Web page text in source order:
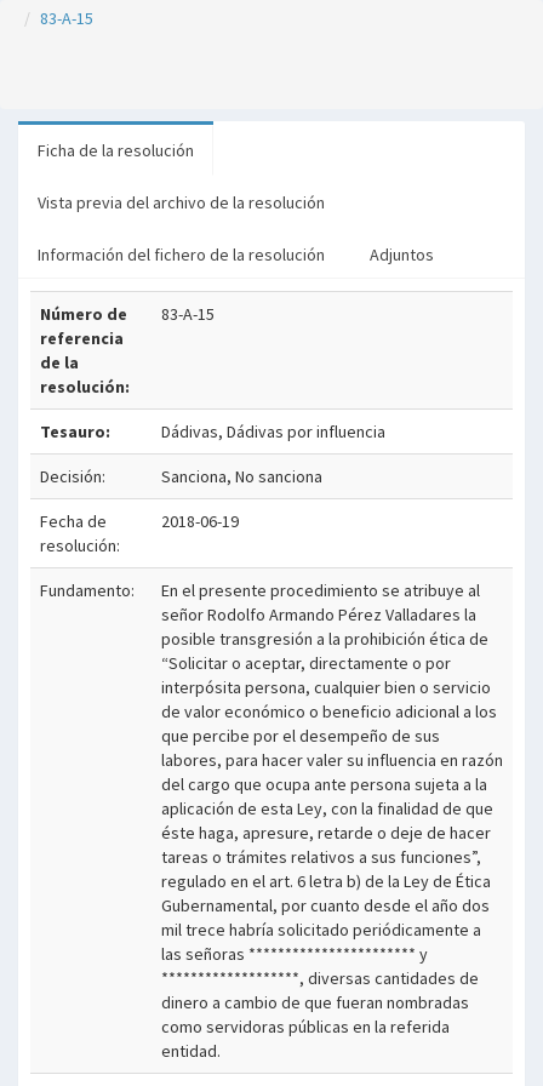
83-A-15
Ficha de la resolución
Vista previa del archivo de la resolución
Información del fichero de la resolución Adjuntos
Número de
referencia
de la
resolución:
83-A-15
Tesauro: Dádivas, Dádivas por influencia
Decisión: Sanciona, No sanciona
Fecha de
resolución:
2018-06-19
Fundamento:
En el presente procedimiento se atribuye al
señor Rodolfo Armando Pérez Valladares la
posible transgresión a la prohibición ética de
“Solicitar o aceptar, directamente o por
interpósita persona, cualquier bien o servicio
de valor económico o beneficio adicional a los
que percibe por el desempeño de sus
labores, para hacer valer su influencia en razón
del cargo que ocupa ante persona sujeta a la
aplicación de esta Ley, con la finalidad de que
éste haga, apresure, retarde o deje de hacer
tareas o trámites relativos a sus funciones”,
regulado en el art. 6 letra b) de la Ley de Ética
Gubernamental, por cuanto desde el año dos
mil trece habría solicitado periódicamente a
las señoras *********************** y
*******************, diversas cantidades de
dinero a cambio de que fueran nombradas
como servidoras públicas en la referida
entidad.